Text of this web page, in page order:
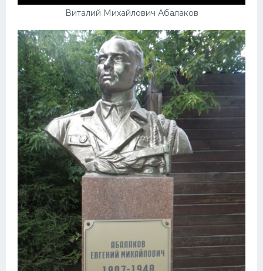
Виталий Михайлович Абалаков